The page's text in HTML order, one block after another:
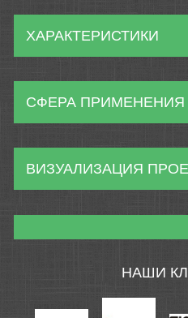
ХАРАКТЕРИСТИКИ
СФЕРА ПРИМЕНЕНИЯ
ВИЗУАЛИЗАЦИЯ
НАШИ